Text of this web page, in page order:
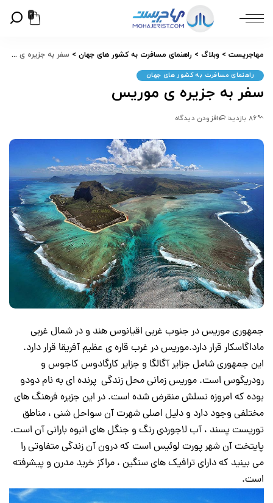
0
مهاجریست > وبلاگ > راهنمای مسافرت به کشور های جهان > سفر به جزیره ی موریس
راهنمای مسافرت به کشور های جهان
سفر به جزیره ی موریس
86 بازدید افزودن دیدگاه
جمهوری موریس در جنوب غربی اقیانوس هند و در شمال غربی
ماداگاسکار قرار دارد.موریس در غرب قاره ی عظیم آفریقا قرار دارد.
این جمهوری شامل جزایر آگالگا و جزایر کارگادوس کاجوس و
رودریگوس است. موریس زمانی محل زندگی پرنده ای به نام دودو
بوده که امروزه نسلش منقرض شده است. در این جزیره فرهنگ های
مختلفی وجود دارد و دلیل اصلی شهرت آن سواحل شنی ، مناطق
توریست پسند ، آب لاجوردی رنگ و جنگل های انبوه بارانی آن است.
پایتخت آن شهر پورت لوئیس است که درون آن زندگی متفاوتی را
می بینید که دارای ترافیک های سنگین ، مراکز خرید مدرن و پیشرفته
است.